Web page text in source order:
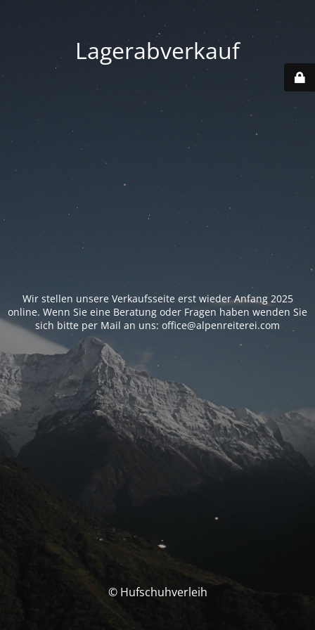
Lagerabverkauf
Wir stellen unsere Verkaufsseite erst wieder Anfang 2025
online. Wenn Sie eine Beratung oder Fragen haben wenden Sie
sich bitte per Mail an uns: office@alpenreiterei.com
© Hufschuhverleih